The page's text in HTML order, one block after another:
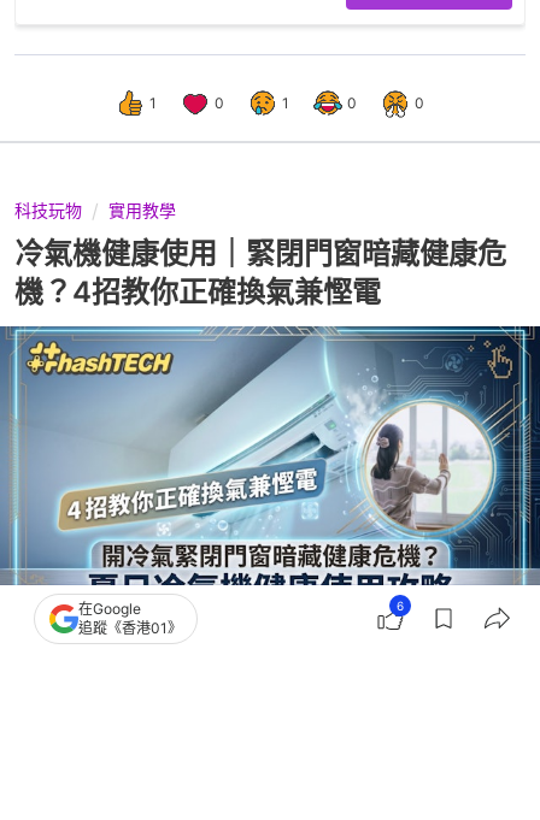
1 0 1 0 0
科技玩物 實用教學
冷氣機健康使用｜緊閉門窗暗藏健康危
機？4招教你正確換氣兼慳電
撰文：黃浩晉
在Google
追蹤《香港01》
6